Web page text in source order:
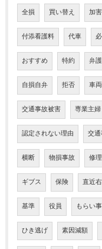
全損 買い替え 加
付添看護料 代車
おすすめ 特約 弁
自損自弁 拒否 車
交通事故被害 専業主婦
認定されない理由 交
横断 物損事故 修
ギブス 保険 直近
基準 役員 もらい
ひき逃げ 素因減額